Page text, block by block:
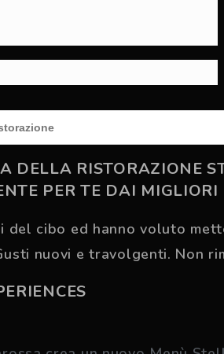
DELLA RISTORAZIONE
PER TE DAI
del cibo ed hanno voluto
nuovi e travolgenti. Non